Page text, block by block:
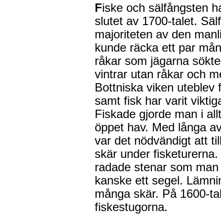
Fiske och sälfångsten
slutet av 1700-talet.
majoriteten av den
kunde räcka ett par
råkar som jägarna
vintrar utan råkar och
Bottniska viken uteblev
samt fisk har varit
Fiskade gjorde man i
öppet hav. Med långa
var det nödvändigt att
skär under
radade stenar som
kanske ett segel.
många skär. På 1600-
fiskestugorna.